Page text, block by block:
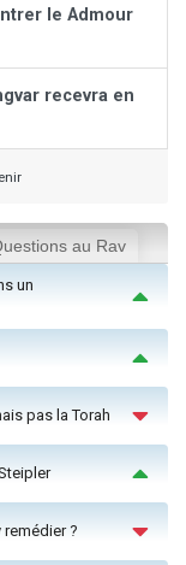
le Admour
recevra en
au Rav
un
pas la Torah
?